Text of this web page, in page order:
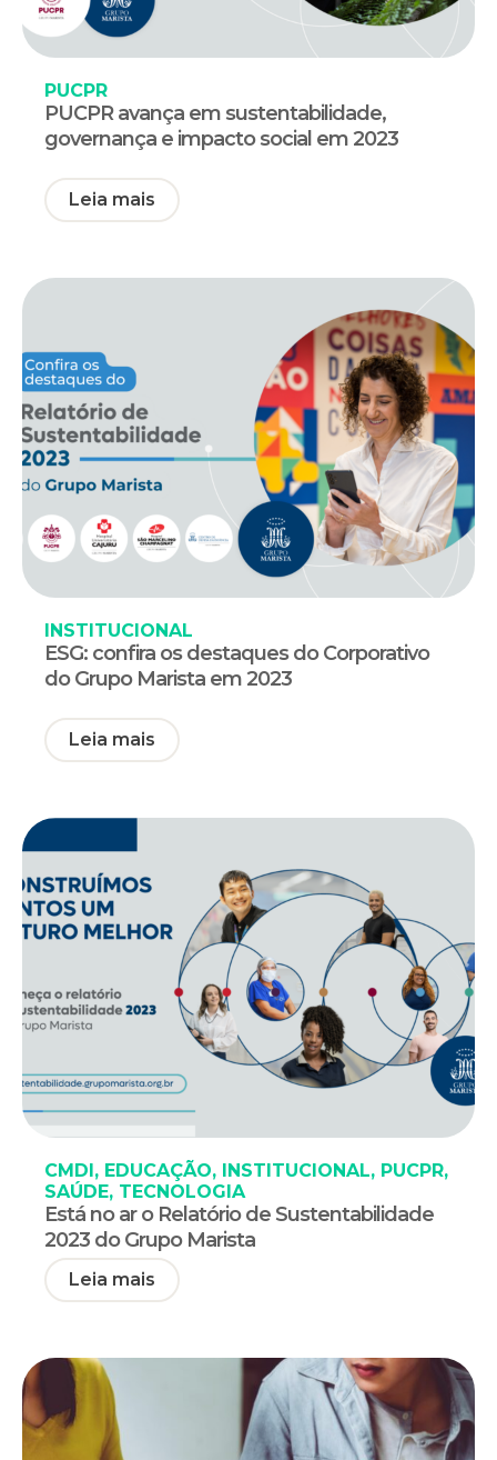
PUCPR
PUCPR avança em sustentabilidade,
governança e impacto social em 2023
Leia mais
INSTITUCIONAL
ESG: confira os destaques do Corporativo
do Grupo Marista em 2023
Leia mais
CMDI , EDUCAÇÃO, INSTITUCIONAL, PUCPR,
SAÚDE, TECNOLOGIA
Está no ar o Relatório de Sustentabilidade
2023 do Grupo Marista
Leia mais